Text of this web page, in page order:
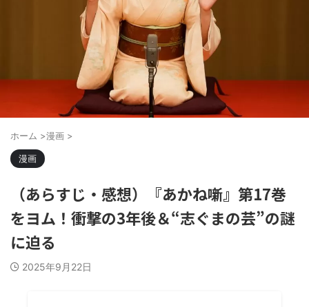
ホーム >漫画 >
漫画
（あらすじ・感想）『あかね噺』第17巻
をヨム！衝撃の3年後＆“志ぐまの芸”の謎
に迫る
2025年9月22日